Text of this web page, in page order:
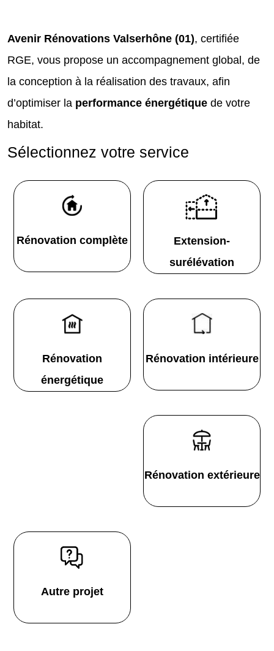
Avenir Rénovations Valserhône (01), certifiée
RGE, vous propose un accompagnement global, de
la conception à la réalisation des travaux, afin
d’optimiser la performance énergétique de votre
habitat.
Sélectionnez votre service
Rénovation complète
Extension-
surélévation
Rénovation
énergétique
Rénovation intérieure
Rénovation extérieure
Autre projet